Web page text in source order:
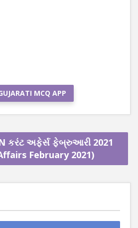
MCQ APP
કરંટ અફેર્સ ફેબ્રુઆરી 2021
February 2021)